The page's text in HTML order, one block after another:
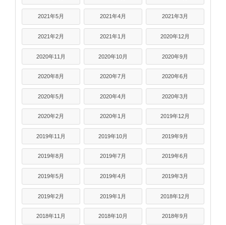
2021年5月 2021年4月 2021年3月
2021年2月 2021年1月 2020年12月
2020年11月 2020年10月 2020年9月
2020年8月 2020年7月 2020年6月
2020年5月 2020年4月 2020年3月
2020年2月 2020年1月 2019年12月
2019年11月 2019年10月 2019年9月
2019年8月 2019年7月 2019年6月
2019年5月 2019年4月 2019年3月
2019年2月 2019年1月 2018年12月
2018年11月 2018年10月 2018年9月